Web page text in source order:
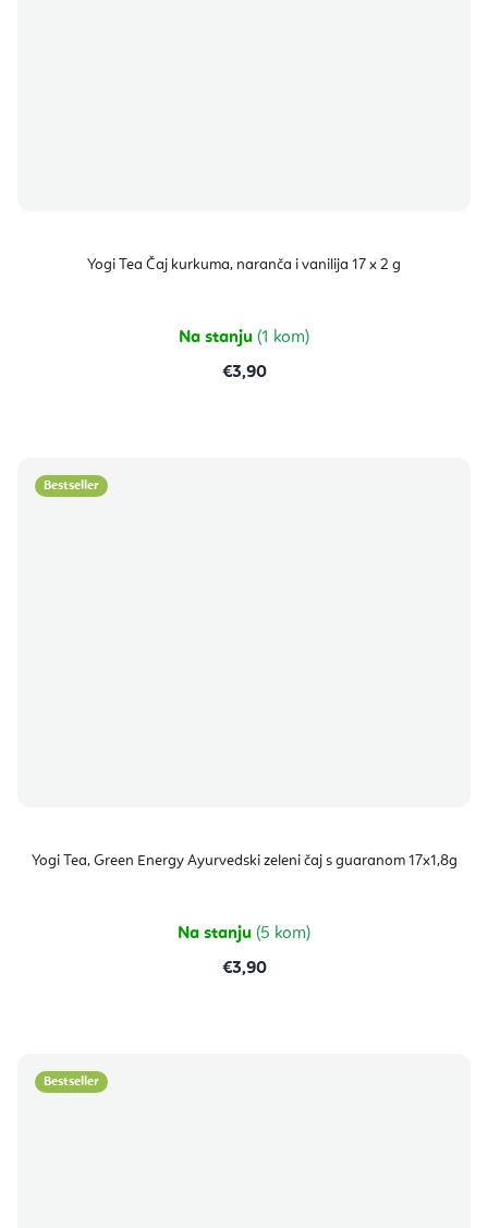
Yogi Tea Čaj kurkuma, naranča i vanilija 17 x 2 g
Na stanju (1 kom)
€3,90
Bestseller
Yogi Tea, Green Energy Ayurvedski zeleni čaj s guaranom 17x1,8g
Na stanju (5 kom)
€3,90
Bestseller